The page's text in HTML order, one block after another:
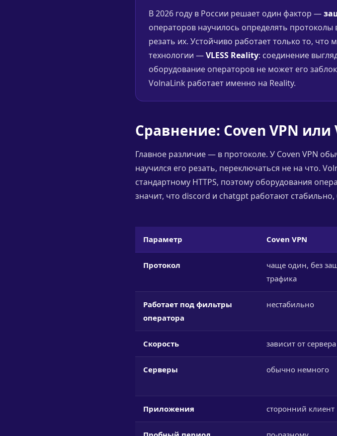
В 2026 году в России решает один фактор —
операторов научилось определять протоколы
резать их. Устойчиво работает только то,
технологии —VLESS Reality: соединение
оборудование операторов не может его
VolnaLink работает именно на Reality.
Сравнение: Coven VPN или
Главное различие — в протоколе. У Coven VPN
научился его резать, переключаться не на что.
стандартному HTTPS, поэтому оборудования
значит, что discord и chatgpt работают
Параметр Coven VPN
Протокол
чаще один, без
трафика
Работает под фильтры
оператора
нестабильно
Скорость зависит от сервера
Серверы обычно немного
Приложения сторонний клиент